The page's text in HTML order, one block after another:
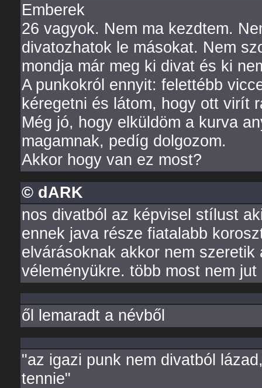
Emberek
26 vagyok. Nem ma kezdtem.
divatozhatok le másokat. Nem
mondja már meg ki divat és ki
A punkokról ennyit: felettébb
kéregetni és látom, hogy ott virít
Még jó, hogy elküldöm a kurva
magamnak, pedíg dolgozom.
Akkor hogy van ez most?
© dARK
nos divatból az képvisel stílust
ennek java része fiatalabb
elvárásoknak akkor nem
véleményükre. több most nem jut
ől lemaradt a névből
"az igazi punk nem divatból
tennie"